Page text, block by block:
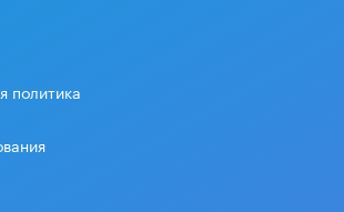
политика